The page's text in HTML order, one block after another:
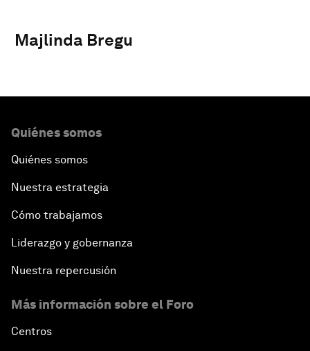
Majlinda Bregu
Quiénes somos
Quiénes somos
Nuestra estrategia
Cómo trabajamos
Liderazgo y gobernanza
Nuestra repercusión
Más información sobre el Foro
Centros